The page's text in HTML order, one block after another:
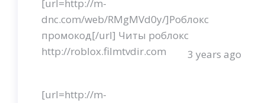
[url=http://m-
dnc.com/web/RMgMVd0y/]Роблокс
промокод[/url] Читы роблокс
http://roblox.filmtvdir.com
3 years ago
[url=http://m-